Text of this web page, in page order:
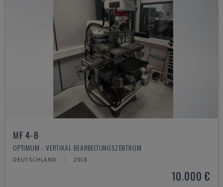
MF 4-B
OPTIMUM - VERTIKAL-BEARBEITUNGSZENTRUM
DEUTSCHLAND 2018
10.000 €